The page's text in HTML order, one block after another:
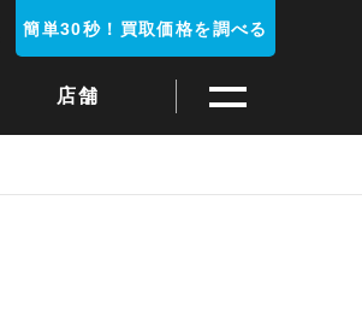
店舗
簡単30秒！買取価格を調べる